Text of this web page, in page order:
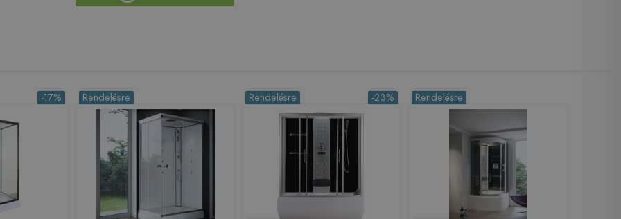
-17% Rendelésre -23%
Rendelésre Rendelésre